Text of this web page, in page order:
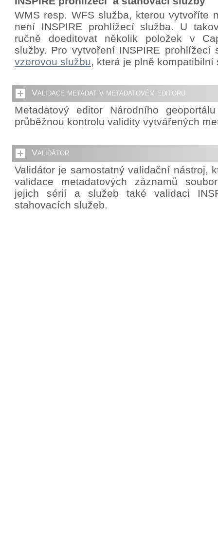
WMS resp. WFS služba, kterou vytvoříte
není INSPIRE prohlížecí služba. U
ručně doeditovat několik položek v
služby. Pro vytvoření INSPIRE prohlížecí
vzorovou službu, která je plně kompatibilní
Validace metadat v metadatovém editoru
Metadatový editor Národního
průběžnou kontrolu validity vytvářených
Validátor
Validátor je samostatný validační nástroj,
validace metadatových záznamů
jejich sérií a služeb také validaci
stahovacích služeb.